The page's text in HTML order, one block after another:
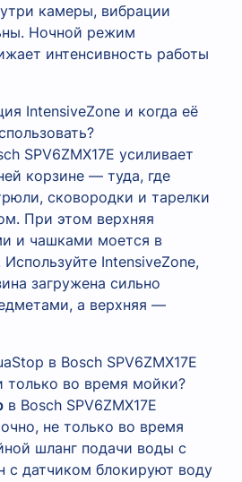
камеры, вибрации
Ночной режим
интенсивность работы
IntensiveZone и когда её
SPV6ZMX17E усиливает
корзине — туда, где
сковородки и тарелки
При этом верхняя
и чашками моется в
IntensiveZone,
загружена сильно
а верхняя —
в Bosch SPV6ZMX17E
только во время мойки?
в Bosch SPV6ZMX17E
не только во время
шланг подачи воды с
с датчиком блокируют воду